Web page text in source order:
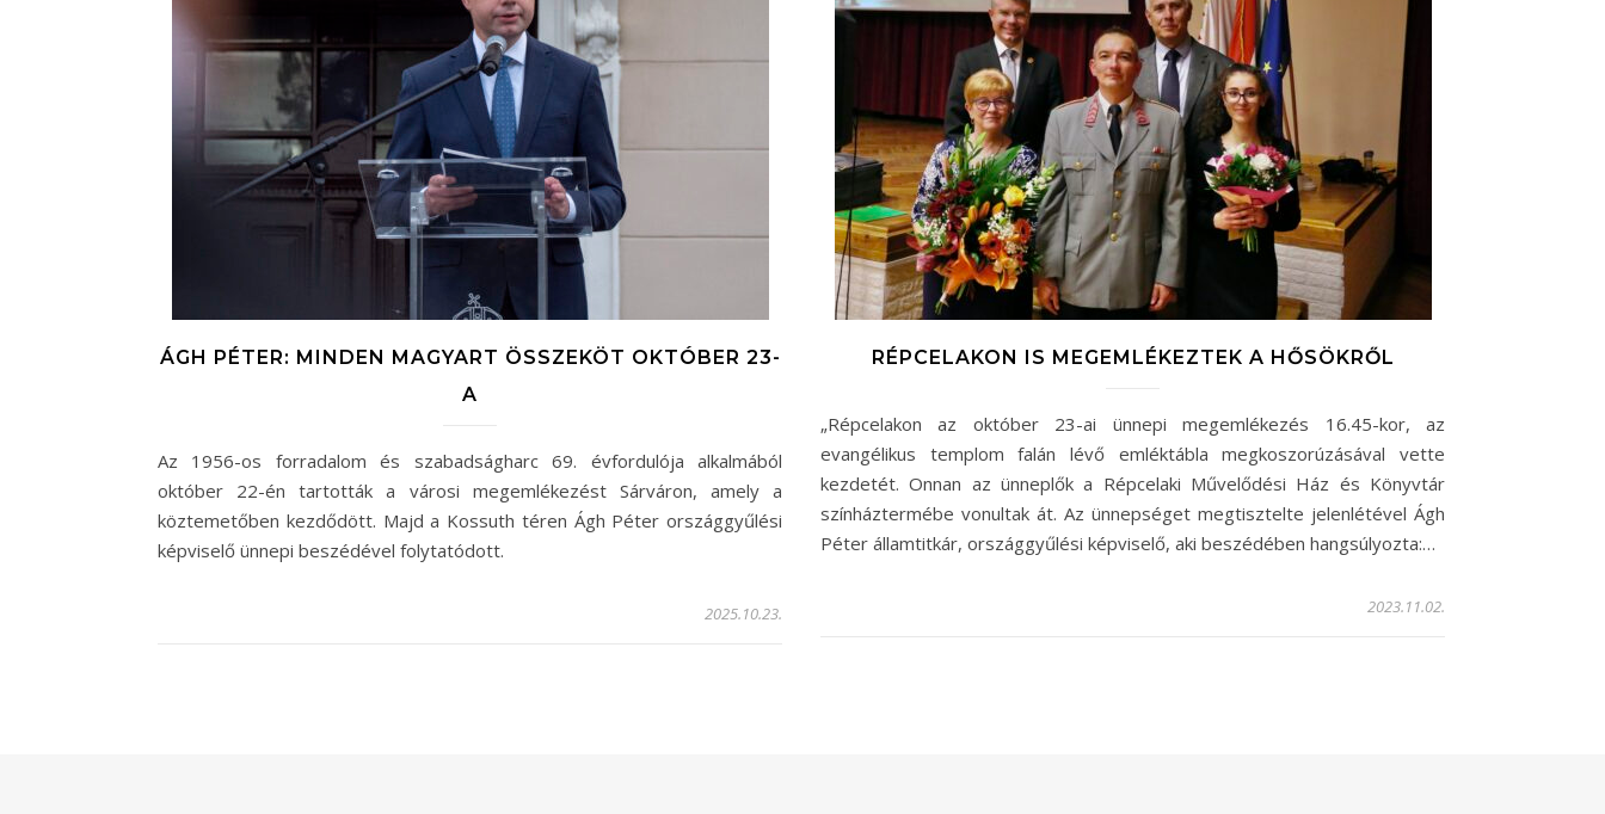
ÁGH PÉTER: MINDEN MAGYART ÖSSZEKÖT OKTÓBER 23-
A
Az 1956-os forradalom és szabadságharc 69. évfordulója alkalmából
október 22-én tartották a városi megemlékezést Sárváron, amely a
köztemetőben kezdődött. Majd a Kossuth téren Ágh Péter országgyűlési
képviselő ünnepi beszédével folytatódott.
2025.10.23.
RÉPCELAKON IS MEGEMLÉKEZTEK A HŐSÖKRŐL
„Répcelakon az október 23-ai ünnepi megemlékezés 16.45-kor, az
evangélikus templom falán lévő emléktábla megkoszorúzásával vette
kezdetét. Onnan az ünneplők a Répcelaki Művelődési Ház és Könyvtár
színháztermébe vonultak át. Az ünnepséget megtisztelte jelenlétével Ágh
Péter államtitkár, országgyűlési képviselő, aki beszédében hangsúlyozta:…
2023.11.02.